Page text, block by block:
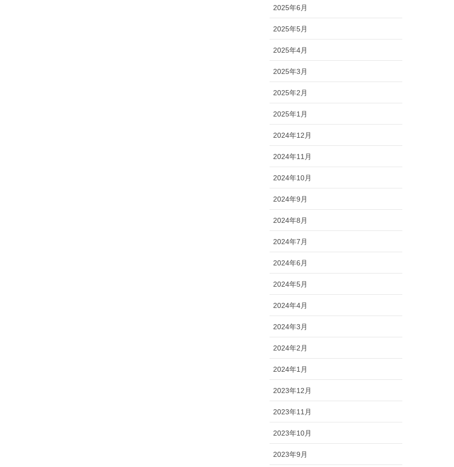
2025年6月
2025年5月
2025年4月
2025年3月
2025年2月
2025年1月
2024年12月
2024年11月
2024年10月
2024年9月
2024年8月
2024年7月
2024年6月
2024年5月
2024年4月
2024年3月
2024年2月
2024年1月
2023年12月
2023年11月
2023年10月
2023年9月